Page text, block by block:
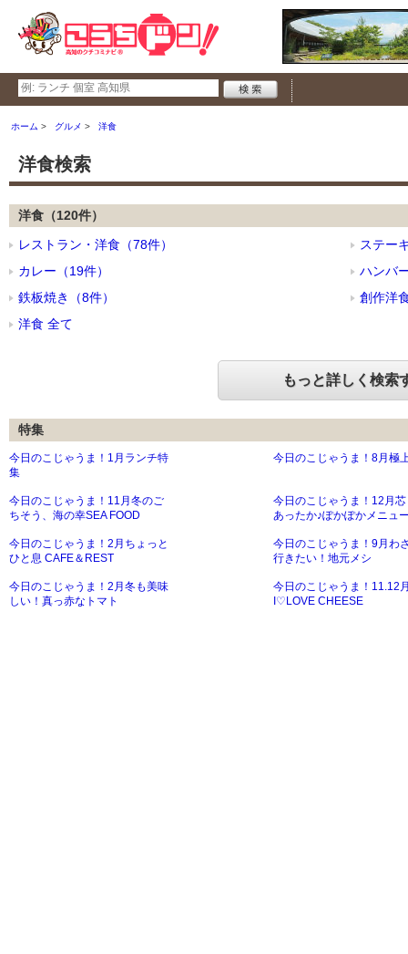
ホーム グルメ 洋食
洋食検索
洋食（120件）
レストラン・洋食（78件）
ステー
カレー（19件）
ハンバ
鉄板焼き（8件）
創作洋
洋食 全て
もっと詳しく検索
特集
今日のこじゃうま！1月ランチ特
集
今日のこじゃうま！8月極
今日のこじゃうま！11月冬のご
ちそう、海の幸SEA FOOD
今日のこじゃうま！12月
あったか♪ぽかぽかメニュ
今日のこじゃうま！2月ちょっと
ひと息 CAFE＆REST
今日のこじゃうま！9月わ
行きたい！地元メシ
今日のこじゃうま！2月冬も美味
しい！真っ赤なトマト
今日のこじゃうま！11.12
I♡LOVE CHEESE